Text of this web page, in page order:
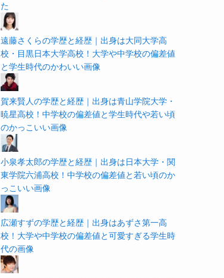
た
遠藤さくらの学歴と経歴｜出身は大同大学高
校・目黒日本大学高校！大学や中学校の偏差値
と学生時代のかわいい画像
賀来賢人の学歴と経歴｜出身は青山学院大学・
暁星高校！中学校の偏差値と学生時代や若い頃
のかっこいい画像
小泉孝太郎の学歴と経歴｜出身は日本大学・関
東学院六浦高校！中学校の偏差値と若い頃のか
っこいい画像
広瀬すずの学歴と経歴｜出身はあずさ第一高
校！大学や中学校の偏差値と可愛すぎる学生時
代の画像